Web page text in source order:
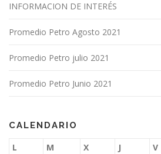
INFORMACION DE INTERÉS
Promedio Petro Agosto 2021
Promedio Petro julio 2021
Promedio Petro Junio 2021
CALENDARIO
L M X J V